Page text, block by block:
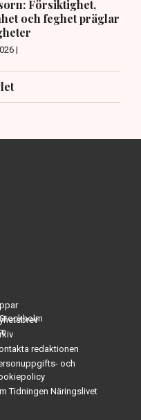
Försiktighet,
och feghet präglar
|
redaktionen
och
Tidningen Näringslivet